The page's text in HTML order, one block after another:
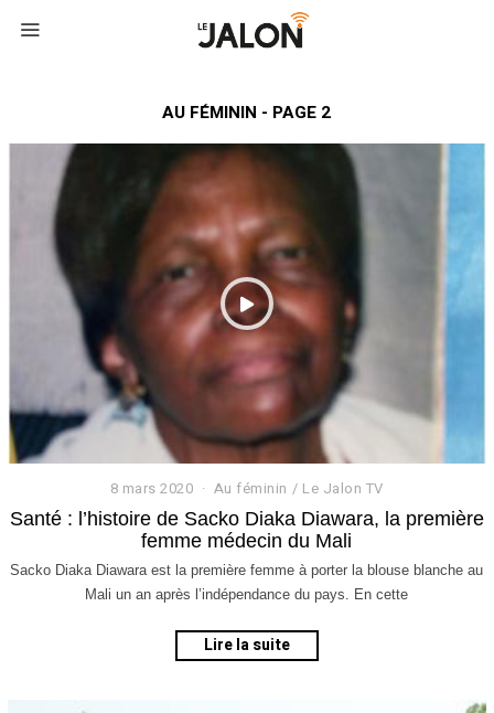
AU FÉMININ - PAGE 2
8 mars 2020
m
a
r
s
2
2
Au féminin / Le Jalon TV
Santé : l’histoire de Sacko Diaka Diawara, la première
femme médecin du Mali
Sacko Diaka Diawara est la première femme à porter la blouse blanche au
Mali un an après l’indépendance du pays. En cette
Lire la suite